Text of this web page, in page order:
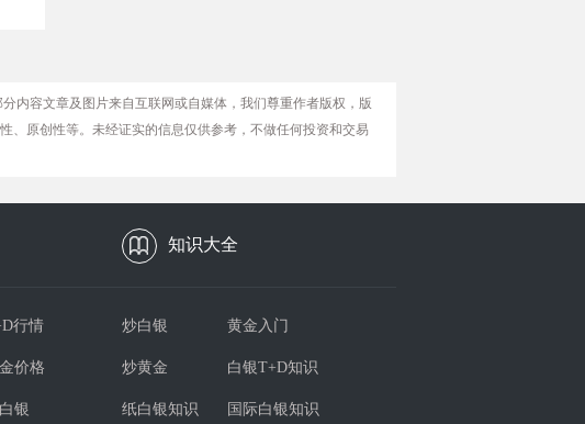
内容文章及图片来自互联网或自媒体，我们尊重作者版权，版
、原创性等。未经证实的信息仅供参考，不做任何投资和交易
知识大全
行情
价格
银
炒白银 黄金入门
炒黄金 白银T+D知识
纸白银知识 国际白银知识